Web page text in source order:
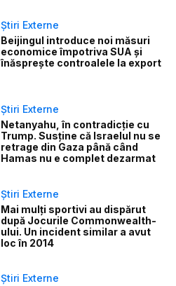
Știri Externe
Beijingul introduce noi măsuri
economice împotriva SUA și
înăsprește controalele la export
Știri Externe
Netanyahu, în contradicție cu
Trump. Susține că Israelul nu se
retrage din Gaza până când
Hamas nu e complet dezarmat
Știri Externe
Mai mulți sportivi au dispărut
după Jocurile Commonwealth-
ului. Un incident similar a avut
loc în 2014
Știri Externe